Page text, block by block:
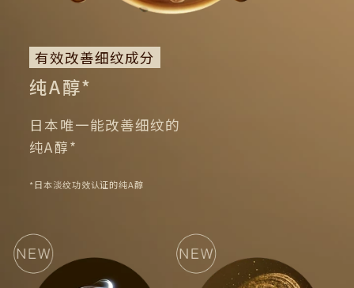
有效改善细纹成分
纯A醇*
日本唯一能改善细纹的
纯A醇*
*日本淡纹功效认证的纯A醇